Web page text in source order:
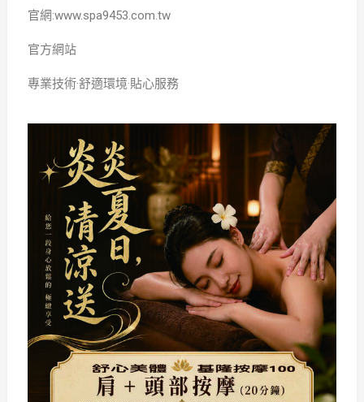
官網:www.spa9453.com.tw
官方網站
專業技術·舒適環境·貼心服務